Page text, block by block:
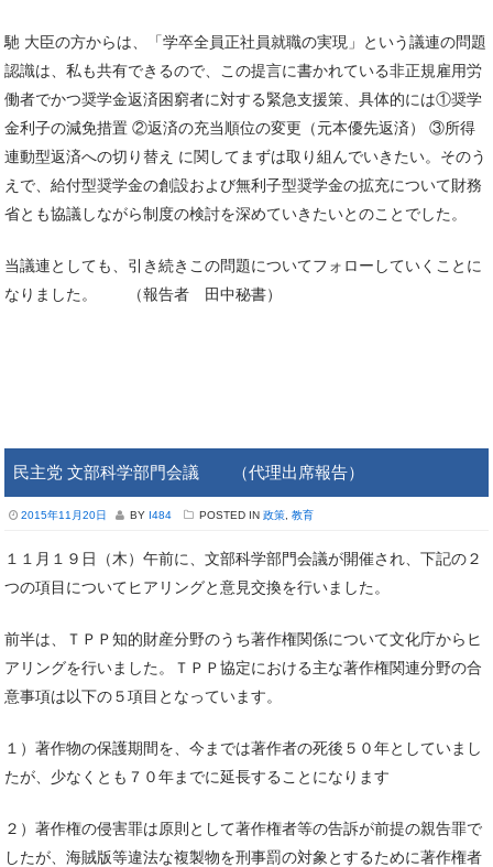
馳 大臣の方からは、「学卒全員正社員就職の実現」という議連の問題
認識は、私も共有できるので、この提言に書かれている非正規雇用労
働者でかつ奨学金返済困窮者に対する緊急支援策、具体的には①奨学
金利子の減免措置 ②返済の充当順位の変更（元本優先返済） ③所得
連動型返済への切り替え に関してまずは取り組んでいきたい。そのう
えで、給付型奨学金の創設および無利子型奨学金の拡充について財務
省とも協議しながら制度の検討を深めていきたいとのことでした。
当議連としても、引き続きこの問題についてフォローしていくことに
なりました。 （報告者 田中秘書）
民主党 文部科学部門会議 （代理出席報告）
2015年11月20日 BY I484 POSTED IN 政策 教育
１１月１９日（木）午前に、文部科学部門会議が開催され、下記の２
つの項目についてヒアリングと意見交換を行いました。
前半は、ＴＰＰ知的財産分野のうち著作権関係について文化庁からヒ
アリングを行いました。ＴＰＰ協定における主な著作権関連分野の合
意事項は以下の５項目となっています。
１）著作物の保護期間を、今までは著作者の死後５０年としていまし
たが、少なくとも７０年までに延長することになります
２）著作権の侵害罪は原則として著作権者等の告訴が前提の親告罪で
したが、海賊版等違法な複製物を刑事罰の対象とするために著作権者